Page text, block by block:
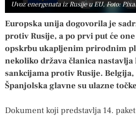
Uvoz energenata iz Rusije u EU, Foto:
Europska unija dogovorila je
protiv Rusije, a po prvi put će
opskrbu ukapljenim prirodnim
nekoliko država članica
sankcijama protiv Rusije.
Španjolska glavne su ulazne
Dokument koji predstavlja 14.